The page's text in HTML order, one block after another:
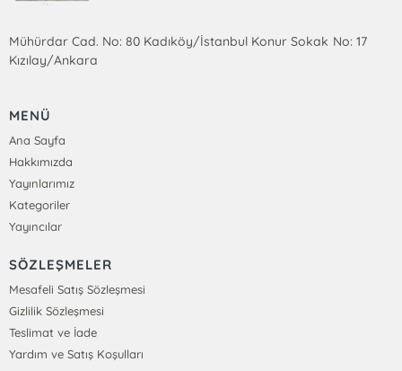
Mühürdar Cad. No: 80 Kadıköy/İstanbul Konur Sokak No: 17
Kızılay/Ankara
MENÜ
Ana Sayfa
Hakkımızda
Yayınlarımız
Kategoriler
Yayıncılar
SÖZLEŞMELER
Mesafeli Satış Sözleşmesi
Gizlilik Sözleşmesi
Teslimat ve İade
Yardım ve Satış Koşulları